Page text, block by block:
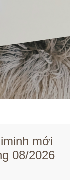
mới
08/2026